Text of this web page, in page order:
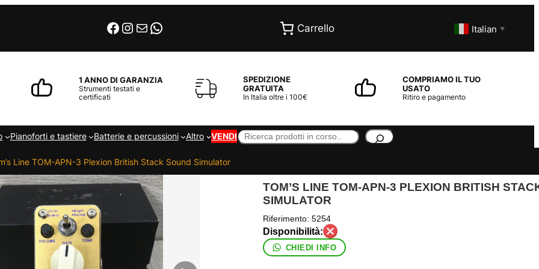
Facebook
Instagram
EmailWhatsApp Carrello Italian ▼
1 ANNO DI GARANZIA
Strumenti testati e
certificati
SPEDIZIONE
GRATUITA
In Italia oltre i 100€
COMPRIAMO IL TUO
USATO
Ritiro e pagamento
Pianoforti e tastiere Batterie e percussioni Altro VENDICerca
Line TOM-APN-3 Plexion British Stack Sound Simulator
TOM’S LINE TOM-APN-3 PLEXION BRITISH
SIMULATOR
Riferimento: 5254
CHIEDI INFO